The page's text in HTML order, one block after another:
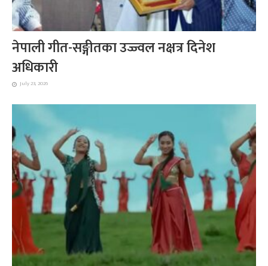
नेपाली गीत-सङ्गीतका उज्ज्वल नक्षत्र दिनेश
अधिकारी
July 23, 2026